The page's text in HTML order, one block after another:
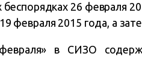
беспорядках 26 февраля
февраля 2015 года, а
в СИЗО